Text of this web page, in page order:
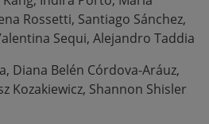
Rossetti, Santiago Sánchez,
Sequi, Alejandro Taddia
Diana Belén Córdova-Aráuz,
Kozakiewicz, Shannon Shisler